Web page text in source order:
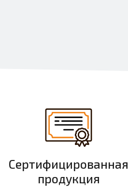
Сертифицированная
продукция